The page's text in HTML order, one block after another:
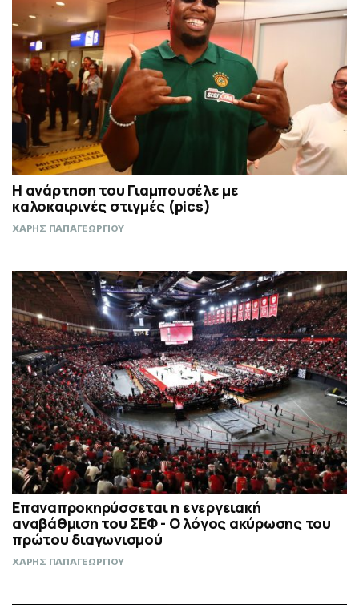
Η ανάρτηση του Γιαμπουσέλε με
καλοκαιρινές στιγμές (pics)
ΧΑΡΗΣ ΠΑΠΑΓΕΩΡΓΙΟΥ
Επαναπροκηρύσσεται η ενεργειακή
αναβάθμιση του ΣΕΦ - Ο λόγος ακύρωσης του
πρώτου διαγωνισμού
ΧΑΡΗΣ ΠΑΠΑΓΕΩΡΓΙΟΥ